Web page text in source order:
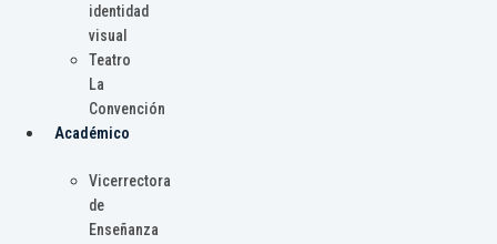
identidad
visual
Teatro
La
Convención
Académico
Vicerrectora
de
Enseñanza